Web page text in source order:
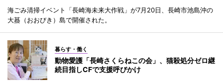
海ごみ清掃イベント「長崎海未来大作戦」が7月20日、長崎市池島沖の
大蟇（おおびき）島で開催された。
暮らす・働く
動物愛護「長崎さくらねこの会」、猫殺処分ゼロ継
続目指しCFで支援呼びかけ